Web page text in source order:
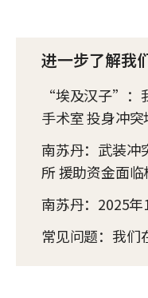
进一步了解我
“埃及汉子”：
手术室 投身冲突
南苏丹：武装冲
所 援助资金面临
南苏丹：2025
常见问题：我们